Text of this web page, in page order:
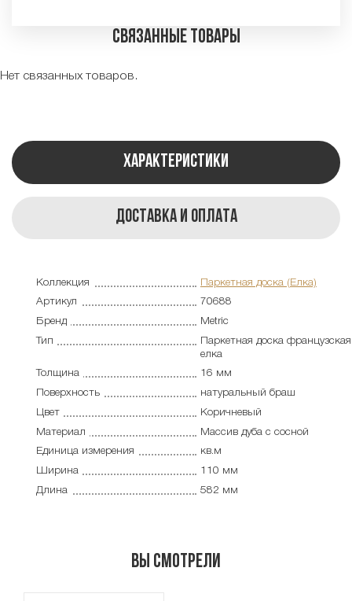
Связанные товары
Нет связанных товаров.
Характеристики
Доставка и оплата
Коллекция
Паркетная доска (Елка)
Артикул
70688
Бренд
Metric
Тип
Паркетная доска французская
елка
Толщина
16 мм
Поверхность
натуральный браш
Цвет
Коричневый
Материал
Массив дуба с сосной
Единица измерения
кв.м
Ширина
110 мм
Длина
582 мм
Вы смотрели